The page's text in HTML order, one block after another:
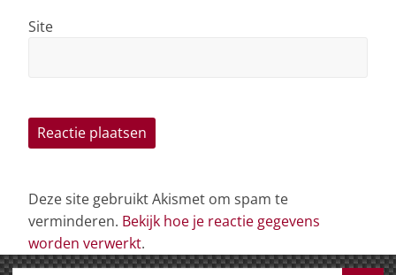
Site
Deze site gebruikt Akismet om spam te
verminderen. Bekijk hoe je reactie gegevens
worden verwerkt.